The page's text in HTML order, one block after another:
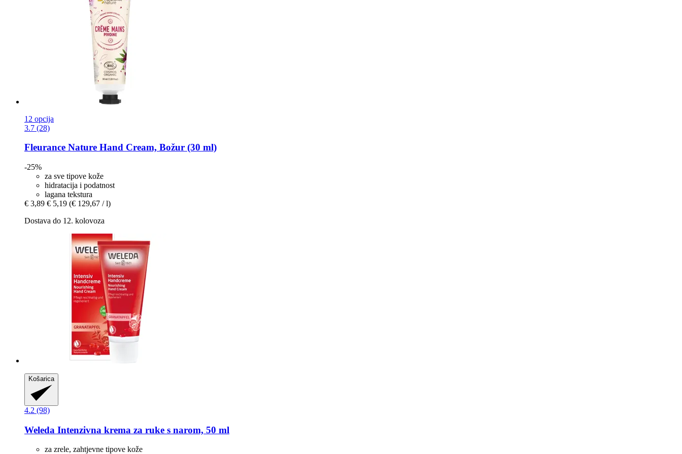
12 opcija
3.7 (28)
Fleurance Nature Hand Cream, Božur (30 ml)
-25%
za sve tipove kože
hidratacija i podatnost
lagana tekstura
€ 3,89 € 5,19 (€ 129,67 / l)
Dostava do 12. kolovoza
Košarica
4.2 (98)
Weleda Intenzivna krema za ruke s narom, 50 ml
za zrele, zahtjevne tipove kože